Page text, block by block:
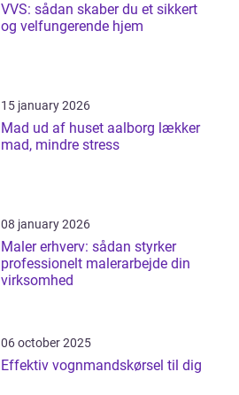
VVS: sådan skaber du et sikkert
og velfungerende hjem
15 january 2026
Mad ud af huset aalborg lækker
mad, mindre stress
08 january 2026
Maler erhverv: sådan styrker
professionelt malerarbejde din
virksomhed
06 october 2025
Effektiv vognmandskørsel til dig